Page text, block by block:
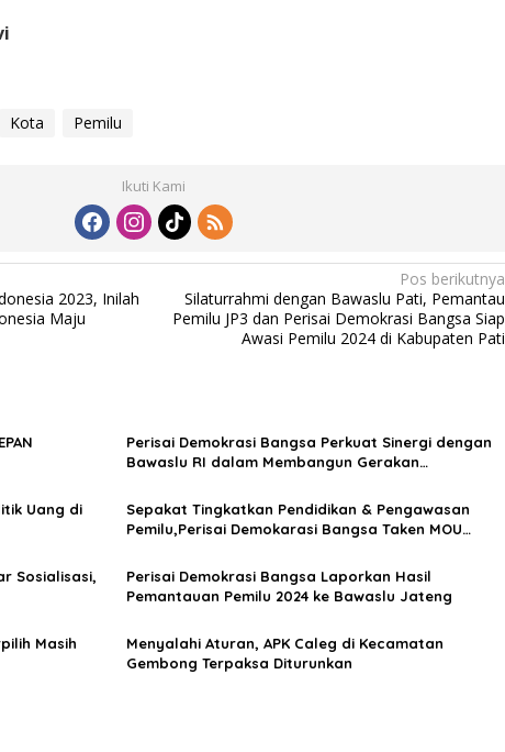
Kota Pemilu
Ikuti Kami
2023, Inilah
Maju
Pos berikutnya
Silaturrahmi dengan Bawaslu Pati, Pemantau
Pemilu JP3 dan Perisai Demokrasi Bangsa Siap
Awasi Pemilu 2024 di Kabupaten Pati
Perisai Demokrasi Bangsa Perkuat Sinergi dengan
Bawaslu RI dalam Membangun Gerakan
Uang di
Sepakat Tingkatkan Pendidikan & Pengawasan
Pemilu,Perisai Demokarasi Bangsa Taken MOU
Sosialisasi,
Perisai Demokrasi Bangsa Laporkan Hasil
Pemantauan Pemilu 2024 ke Bawaslu Jateng
Masih
Menyalahi Aturan, APK Caleg di Kecamatan
Gembong Terpaksa Diturunkan